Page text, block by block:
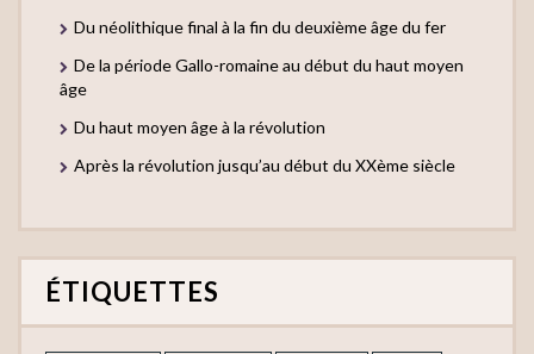
Du néolithique final à la fin du deuxième âge du fer
De la période Gallo-romaine au début du haut moyen
âge
Du haut moyen âge à la révolution
Après la révolution jusqu’au début du XXème siècle
ÉTIQUETTES